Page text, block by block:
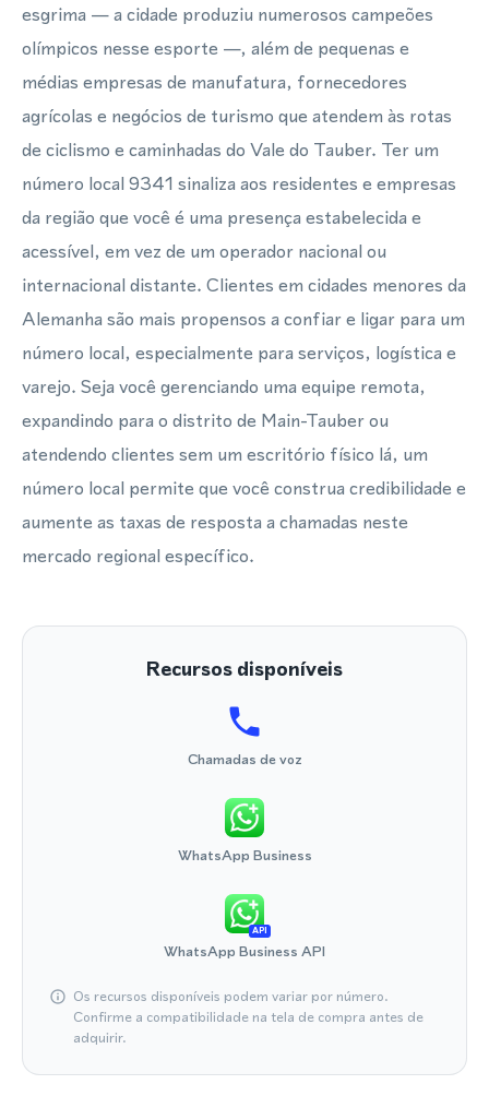
esgrima — a cidade produziu numerosos campeões
olímpicos nesse esporte —, além de pequenas e
médias empresas de manufatura, fornecedores
agrícolas e negócios de turismo que atendem às rotas
de ciclismo e caminhadas do Vale do Tauber. Ter um
número local 9341 sinaliza aos residentes e empresas
da região que você é uma presença estabelecida e
acessível, em vez de um operador nacional ou
internacional distante. Clientes em cidades menores da
Alemanha são mais propensos a confiar e ligar para um
número local, especialmente para serviços, logística e
varejo. Seja você gerenciando uma equipe remota,
expandindo para o distrito de Main-Tauber ou
atendendo clientes sem um escritório físico lá, um
número local permite que você construa credibilidade e
aumente as taxas de resposta a chamadas neste
mercado regional específico.
Recursos disponíveis
Chamadas de voz
WhatsApp Business
API
WhatsApp Business API
Os recursos disponíveis podem variar por número.
Confirme a compatibilidade na tela de compra antes de
adquirir.